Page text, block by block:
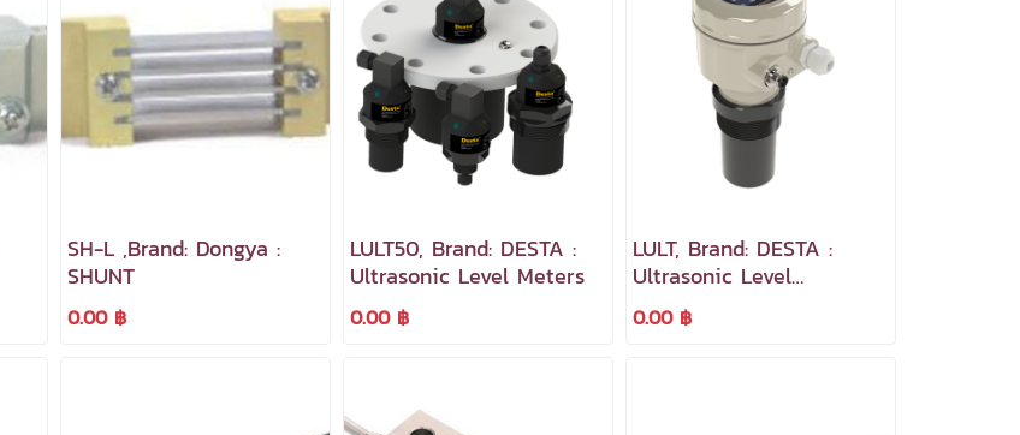
SH-L ,Brand: Dongya :
SHUNT
0.00 ฿
LULT50, Brand: DESTA :
Ultrasonic Level Meters
0.00 ฿
LULT, Brand: DESTA :
Ultrasonic Level
Transmitter
0.00 ฿